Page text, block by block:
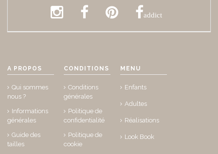
addict
A PROPOS
Qui sommes
nous ?
Informations
générales
Guide des
tailles
CONDITIONS
Conditions
générales
Politique de
confidentialité
Politique de
cookie
MENU
Enfants
Adultes
Réalisations
Look Book